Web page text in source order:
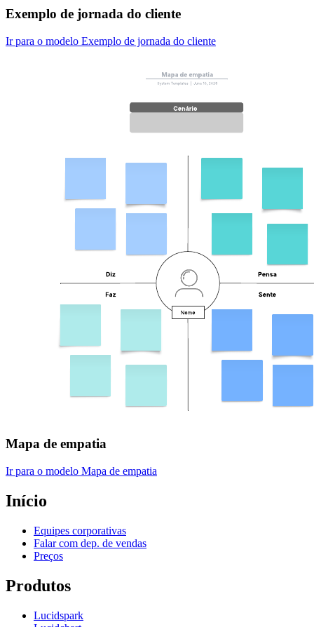
Exemplo de jornada do cliente
Ir para o modelo Exemplo de jornada do cliente
Mapa de empatia
Ir para o modelo Mapa de empatia
Início
Equipes corporativas
Falar com dep. de vendas
Preços
Produtos
Lucidspark